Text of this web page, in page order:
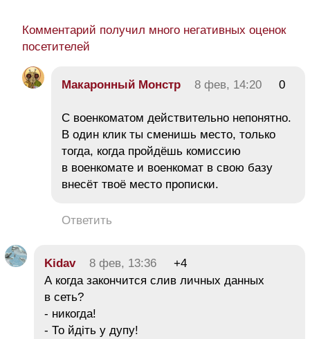
Комментарий получил много негативных оценок
посетителей
Макаронный Монстр 8 фев, 14:20 0
С военкоматом действительно непонятно.
В один клик ты сменишь место, только
тогда, когда пройдёшь комиссию
в военкомате и военкомат в свою базу
внесёт твоё место прописки.
Ответить
Kidav 8 фев, 13:36
+4
А когда закончится слив личных данных
в сеть?
- никогда!
- То йдіть у дупу!